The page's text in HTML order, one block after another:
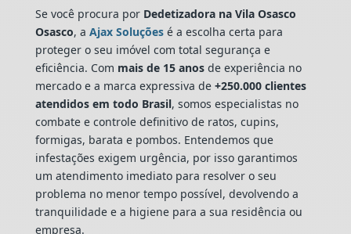
Se você procura por Dedetizadora na Vila Osasco
Osasco, a Ajax Soluçõesé a escolha certa para
proteger o seu imóvel com total segurança e
eficiência. Com mais de 15 anosde experiência no
mercado e a marca expressiva de+250.000 clientes
atendidos em todo Brasil, somos especialistas no
combate e controle definitivo de ratos, cupins,
formigas, barata e pombos. Entendemos que
infestações exigem urgência, por isso garantimos
um atendimento imediato para resolver o seu
problema no menor tempo possível, devolvendo a
tranquilidade e a higiene para a sua residência ou
empresa.